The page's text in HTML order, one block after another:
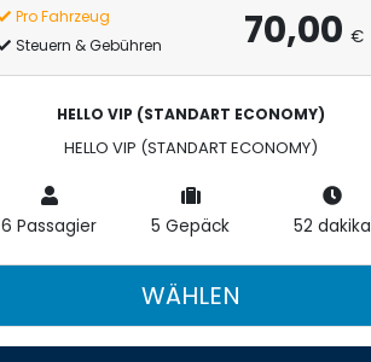
Pro Fahrzeug
Steuern & Gebühren
70,00 €
HELLO VIP (STANDART ECONOMY)
HELLO VIP (STANDART ECONOMY)
6 Passagier 5 Gepäck 52 dakika
WÄHLEN